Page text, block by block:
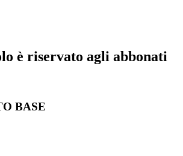
è riservato agli abbonati
BASE